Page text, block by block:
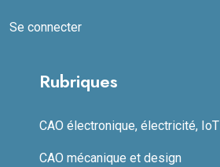
Se connecter
Rubriques
CAO électronique, électricité, IoT
CAO mécanique et design